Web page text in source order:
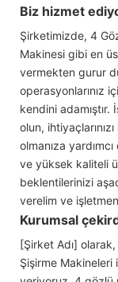
Biz hizmet
Şirketimizde, 4
Makinesi gibi en
vermekten gurur
operasyonlarınız
kendini
olun,
olmanıza
ve yüksek kaliteli
beklentilerinizi
verelim ve
Kurumsal
[Şirket Adı]
Şişirme Makineleri